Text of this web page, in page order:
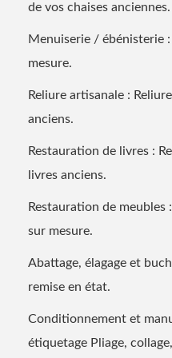
de vos chaises anciennes.
Menuiserie / ébénisterie
mesure.
Reliure artisanale :
anciens.
Restauration de livres :
livres anciens.
Restauration de
sur mesure.
Abattage, élagage et
remise en état.
Conditionnement et
étiquetage Pliage,